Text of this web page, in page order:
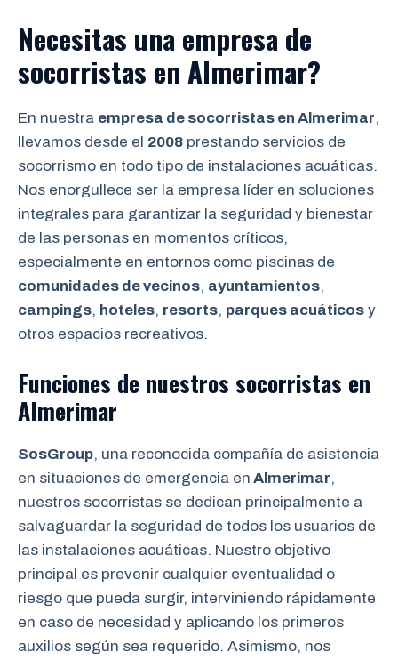
Necesitas una empresa de
socorristas en Almerimar?
En nuestra empresa de socorristas en Almerimar,
llevamos desde el 2008 prestando servicios de
socorrismo en todo tipo de instalaciones acuáticas.
Nos enorgullece ser la empresa líder en soluciones
integrales para garantizar la seguridad y bienestar
de las personas en momentos críticos,
especialmente en entornos como piscinas de
comunidades de vecinos, ayuntamientos,
campings, hoteles, resorts, parques acuáticos y
otros espacios recreativos.
Funciones de nuestros socorristas en
Almerimar
SosGroup, una reconocida compañía de asistencia
en situaciones de emergencia en Almerimar,
nuestros socorristas se dedican principalmente a
salvaguardar la seguridad de todos los usuarios de
las instalaciones acuáticas. Nuestro objetivo
principal es prevenir cualquier eventualidad o
riesgo que pueda surgir, interviniendo rápidamente
en caso de necesidad y aplicando los primeros
auxilios según sea requerido. Asimismo, nos